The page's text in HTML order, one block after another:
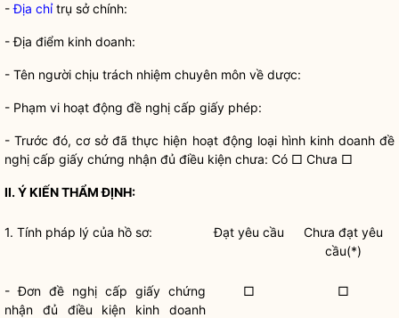
-Địa chỉtrụ sở chính:
- Địa điểm kinh doanh:
- Tên người chịu trách nhiệm chuyên môn về dược:
- Phạm vi hoạt động đề nghị cấp giấy phép:
- Trước đó, cơ sở đã thực hiện hoạt động loại hình kinh doanh đề
nghị cấp giấy chứng nhận đủ điều kiện chưa: Có □ Chưa □
II. Ý KIẾN THẨM ĐỊNH:
1. Tính pháp lý của hồ sơ: Đạt yêu cầu
Chưa đạt yêu
cầu(*)
- Đơn đề nghị cấp giấy chứng
nhận đủ điều kiện kinh doanh
□ □